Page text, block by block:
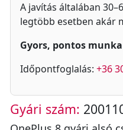
A javítás általában
legtöbb esetben akár
Gyors, pontos
Időpontfoglalás: +36
Gyári szám: